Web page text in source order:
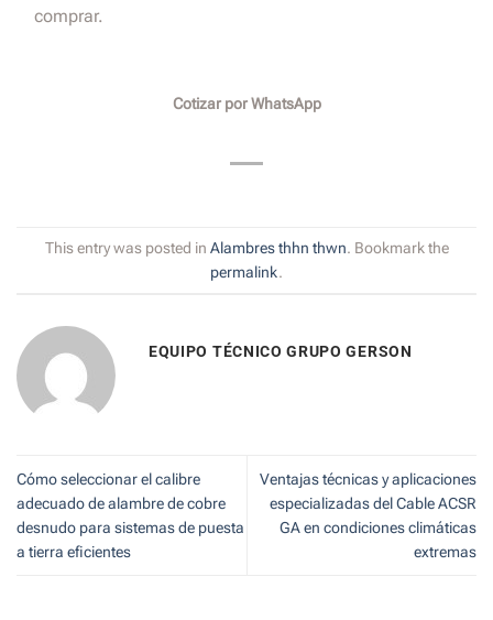
comprar.
Cotizar por WhatsApp
This entry was posted in Alambres thhn thwn. Bookmark the
permalink.
EQUIPO TÉCNICO GRUPO GERSON
Cómo seleccionar el calibre
adecuado de alambre de cobre
desnudo para sistemas de puesta
a tierra eficientes
Ventajas técnicas y aplicaciones
especializadas del Cable ACSR
GA en condiciones climáticas
extremas